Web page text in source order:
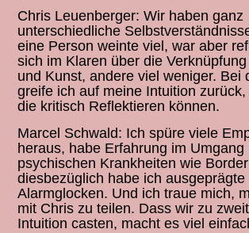
Chris Leuenberger: Wir haben ganz
unterschiedliche
eine Person weinte viel, war aber
sich im Klaren über die
und Kunst, andere viel weniger. Bei
greife ich auf meine Intuition
die kritisch Reflektieren können.
Marcel Schwald: Ich spüre viele
heraus, habe Erfahrung im Umgang
psychischen Krankheiten wie
diesbezüglich habe ich ausgeprägte
Alarmglocken. Und ich traue mich,
mit Chris zu teilen. Dass wir zu
Intuition casten, macht es viel